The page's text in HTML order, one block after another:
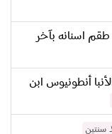
اسنانه بآخر
أنطونيوس ابن
سنتين